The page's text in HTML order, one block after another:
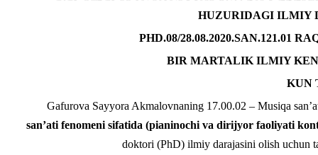
HUZURIDAGI ILMIY
PHD.08/28.08.2020.SAN.121.01
BIR MARTALIK ILMIY
KUN
Gafurova Sayyora Akmalovnaning 17.00.02 – Musiqa
san’ati fenomeni sifatida (pianinochi va dirijyor faoliyati
doktori (PhD) ilmiy darajasini olish uchun